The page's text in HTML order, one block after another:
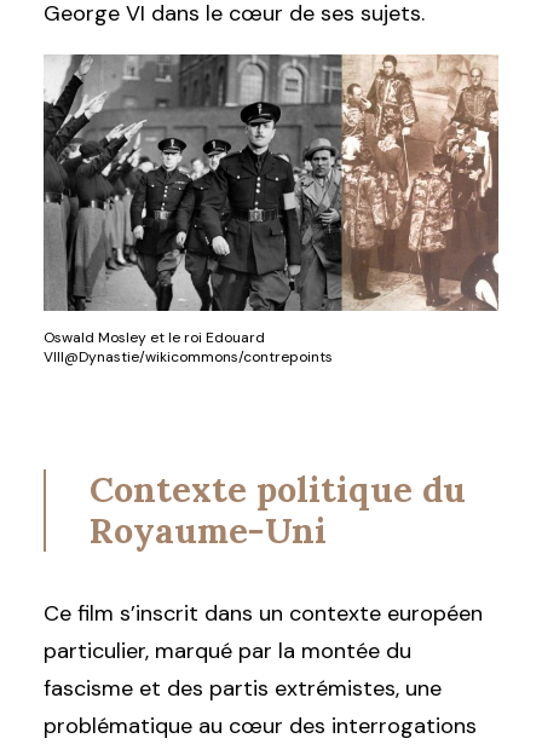
George VI dans le cœur de ses sujets.
Oswald Mosley et le roi Edouard
VIII@Dynastie/wikicommons/contrepoints
Contexte politique du
Royaume-Uni
Ce film s’inscrit dans un contexte européen
particulier, marqué par la montée du
fascisme et des partis extrémistes, une
problématique au cœur des interrogations